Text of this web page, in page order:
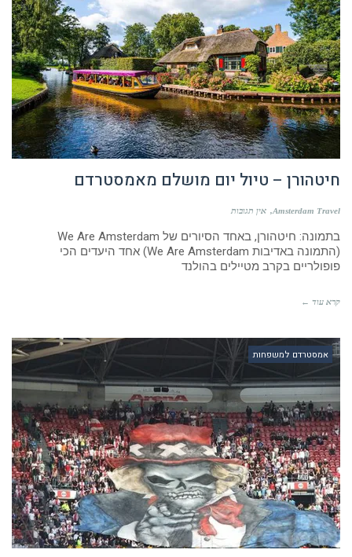
חיטהורן – טיול יום מושלם מאמסטרדם
Amsterdam Travel אין תגובות
בתמונה: חיטהורן, באחד הסיורים של We Are Amsterdam
(התמונה באדיבות We Are Amsterdam) אחד היעדים הכי
פופולריים בקרב מטיילים בהולנד
קרא עוד ←
אמסטרדם למשפחות